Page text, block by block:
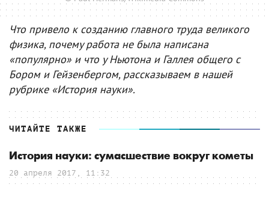
Что привело к созданию главного труда великого
физика, почему работа не была написана
«популярно» и что у Ньютона и Галлея общего с
Бором и Гейзенбергом, рассказываем в нашей
рубрике «История науки».
ЧИТАЙТЕ ТАКЖЕ
История науки: сумасшествие вокруг кометы
20 апреля 2017, 11:32